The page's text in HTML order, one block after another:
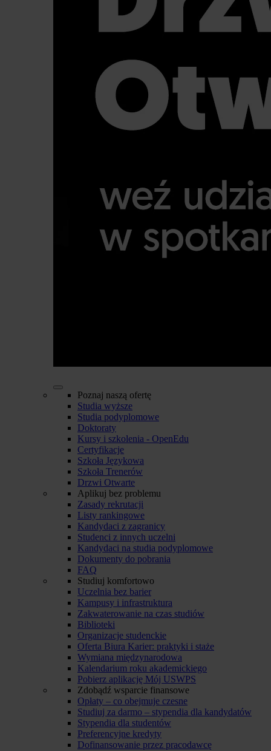
Poznaj naszą ofertę
Studia wyższe
Studia podyplomowe
Doktoraty
Kursy i szkolenia - OpenEdu
Certyfikacje
Szkoła Językowa
Szkoła Trenerów
Drzwi Otwarte
Aplikuj bez problemu
Zasady rekrutacji
Listy rankingowe
Kandydaci z zagranicy
Studenci z innych uczelni
Kandydaci na studia podyplomowe
Dokumenty do pobrania
FAQ
Studiuj komfortowo
Uczelnia bez barier
Kampusy i infrastruktura
Zakwaterowanie na czas studiów
Biblioteki
Organizacje studenckie
Oferta Biura Karier: praktyki i staże
Wymiana międzynarodowa
Kalendarium roku akademickiego
Pobierz aplikację Mój USWPS
Zdobądź wsparcie finansowe
Opłaty – co obejmuje czesne
Studiuj za darmo – stypendia dla kandydatów
Stypendia dla studentów
Preferencyjne kredyty
Dofinansowanie przez pracodawcę